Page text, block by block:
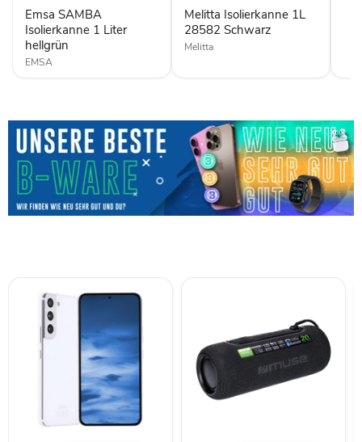
Emsa SAMBA
Isolierkanne 1 Liter
hellgrün
EMSA
Melitta Isolierkanne 1L
28582 Schwarz
Melitta